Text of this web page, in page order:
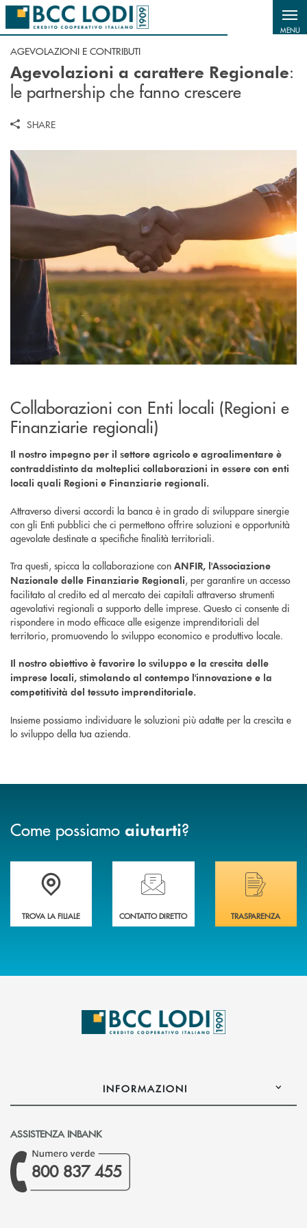
Salta al contenuto principale
MENU
AGEVOLAZIONI E CONTRIBUTI
Agevolazioni a carattere Regionale:
le partnership che fanno crescere
SHARE
Collaborazioni con Enti locali (Regioni e
Finanziarie regionali)
Il nostro impegno per il settore agricolo e agroalimentare è
contraddistinto da molteplici collaborazioni in essere con enti
locali quali Regioni e Finanziarie regionali.
Attraverso diversi accordi la banca è in grado di sviluppare sinergie
con gli Enti pubblici che ci permettono offrire soluzioni e opportunità
agevolate destinate a specifiche finalità territoriali.
Tra questi, spicca la collaborazione con ANFIR, l'Associazione
Nazionale delle Finanziarie Regionali, per garantire un accesso
facilitato al credito ed al mercato dei capitali attraverso strumenti
agevolativi regionali a supporto delle imprese. Questo ci consente di
rispondere in modo efficace alle esigenze imprenditoriali del
territorio, promuovendo lo sviluppo economico e produttivo locale.
Il nostro obiettivo è favorire lo sviluppo e la crescita delle
imprese locali, stimolando al contempo l'innovazione e la
competitività del tessuto imprenditoriale.
Insieme possiamo individuare le soluzioni più adatte per la crescita e
lo sviluppo della tua azienda.
Come possiamo aiutarti?
Trova la filiale più vicina a Te
TROVA LA FILIALE
Hai bisogno di assistenza immediata?
CONTATTO DIRETTO
Hai bisogno di
TRASPARENZA
INFORMAZIONI
ASSISTENZA INBANK
800 837 455